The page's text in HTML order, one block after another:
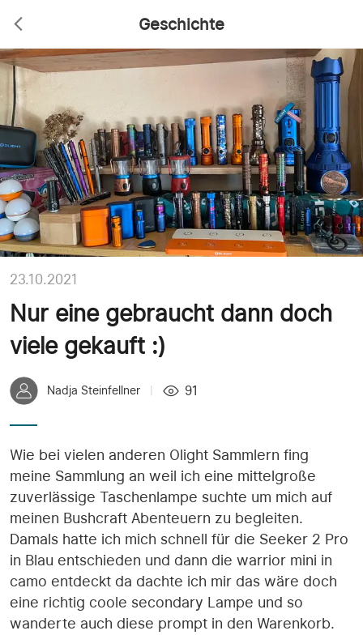
Geschichte
23.10.2021
Nur eine gebraucht dann doch
viele gekauft :)
Nadja Steinfellner 91
Wie bei vielen anderen Olight Sammlern fing
meine Sammlung an weil ich eine mittelgroße
zuverlässige Taschenlampe suchte um mich auf
meinen Bushcraft Abenteuern zu begleiten.
Damals hatte ich mich schnell für die Seeker 2 Pro
in Blau entschieden und dann die warrior mini in
camo entdeckt da dachte ich mir das wäre doch
eine richtig coole secondary Lampe und so
wanderte auch diese prompt in den Warenkorb.